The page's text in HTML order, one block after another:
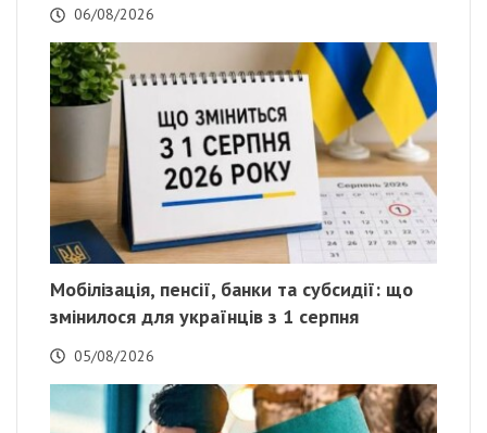
06/08/2026
Мобілізація, пенсії, банки та субсидії: що
змінилося для українців з 1 серпня
05/08/2026